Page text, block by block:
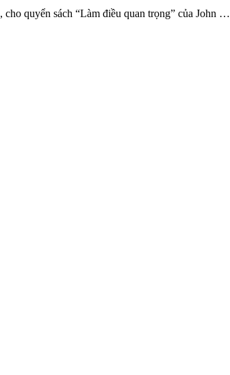
quyển sách “Làm điều quan trọng” của John …